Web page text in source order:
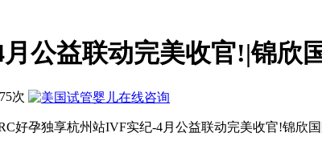
公益联动完美收官!|锦欣
次